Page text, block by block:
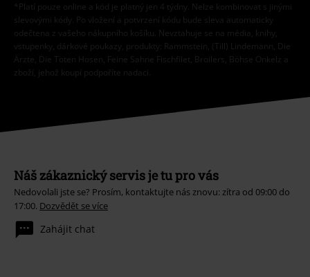
*Platí pouze online a kód je platný jen 4 týdny. Nelze kombinovat s jinými
slevovými kódy. Po vložení a potvrzení kódu bude sleva automaticky
odečtena z vašeho nákupního košíku. Nevztahuje se na média, knihy,
vstupenky, dárkové poukazy, produkty: Rammstein, (Till) Lindemann, Die
Ärzte, Die Toten Hosen, Feine Sahne Fischfilet, Broilers, Böhse Onkelz a
zboží, jehož koupí podpoříte nadaci.
Náš zákaznický servis je tu pro vás
Nedovolali jste se? Prosím, kontaktujte nás znovu: zítra od 09:00 do
17:00. Dozvědět se více
Zahájit chat